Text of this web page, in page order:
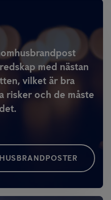
med nästan
vilket är bra
risker och de måste